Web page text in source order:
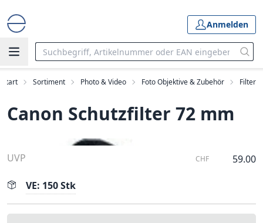
Anmelden
Start Sortiment Photo & Video Foto Objektive & Zubehör Filter
Canon Schutzfilter 72 mm
UVP CHF 59.00
VE: 150 Stk